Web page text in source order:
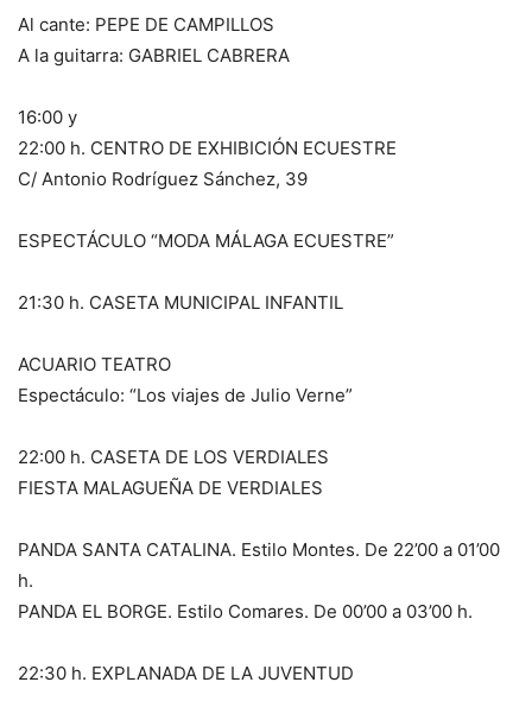
Al cante: PEPE DE CAMPILLOS
A la guitarra: GABRIEL CABRERA
16:00 y
22:00 h. CENTRO DE EXHIBICIÓN ECUESTRE
C/ Antonio Rodríguez Sánchez, 39
ESPECTÁCULO “MODA MÁLAGA ECUESTRE”
21:30 h. CASETA MUNICIPAL INFANTIL
ACUARIO TEATRO
Espectáculo: “Los viajes de Julio Verne”
22:00 h. CASETA DE LOS VERDIALES
FIESTA MALAGUEÑA DE VERDIALES
PANDA SANTA CATALINA. Estilo Montes. De 22’00 a 01’00
h.
PANDA EL BORGE. Estilo Comares. De 00’00 a 03’00 h.
22:30 h. EXPLANADA DE LA JUVENTUD